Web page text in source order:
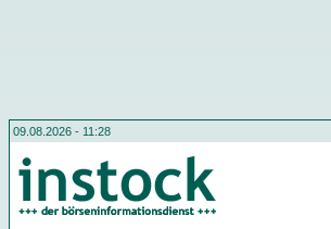
09.08.2026 - 11:28